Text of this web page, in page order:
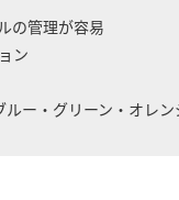
の管理が容易
ン
ー・グリーン・オレ